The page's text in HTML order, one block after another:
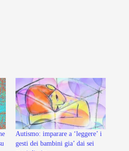
Autismo: imparare a ‘leggere’ i
gesti dei bambini gia’ dai sei